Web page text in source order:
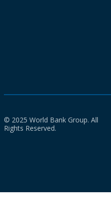
© 2025 World Bank Group. All
Rights Reserved.